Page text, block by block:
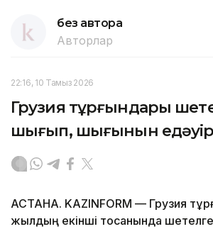
без автора
Авторлар
22:16, 10 Тамыз 2026
Грузия тұрғындары
шығып, шығынын
АСТАНА. KAZINFORM — Грузия
жылдың екінші тоқсанында